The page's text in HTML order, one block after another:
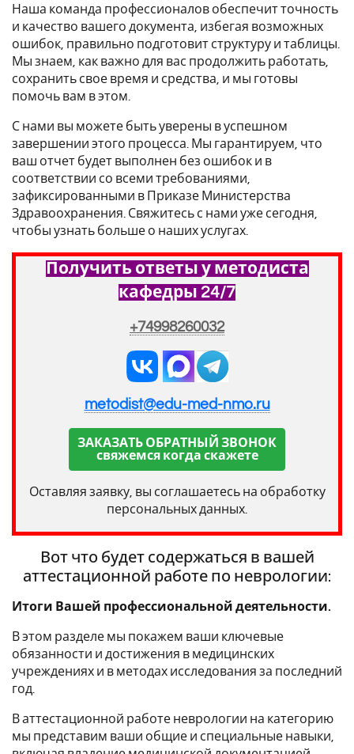
Наша команда профессионалов обеспечит точность
и качество вашего документа, избегая возможных
ошибок, правильно подготовит структуру и таблицы.
Мы знаем, как важно для вас продолжить работать,
сохранить свое время и средства, и мы готовы
помочь вам в этом.
С нами вы можете быть уверены в успешном
завершении этого процесса. Мы гарантируем, что
ваш отчет будет выполнен без ошибок и в
соответствии со всеми требованиями,
зафиксированными в Приказе Министерства
Здравоохранения. Свяжитесь с нами уже сегодня,
чтобы узнать больше о наших услугах.
Получить ответы у методиста
кафедры 24/7
+74998260032
metodist@edu-med-nmo.ru
ЗАКАЗАТЬ ОБРАТНЫЙ ЗВОНОК
свяжемся когда скажете
Оставляя заявку, вы соглашаетесь на обработку
персональных данных.
Вот что будет содержаться в вашей
аттестационной работе по неврологии:
Итоги Вашей профессиональной деятельности.
В этом разделе мы покажем ваши ключевые
обязанности и достижения в медицинских
учреждениях и в методах исследования за последний
год.
В аттестационной работе неврологии на категорию
мы представим ваши общие и специальные навыки,